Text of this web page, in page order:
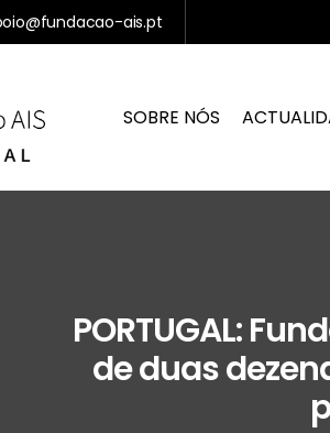
ais.pt
SOBRE NÓS
PORTUGAL:
de duas